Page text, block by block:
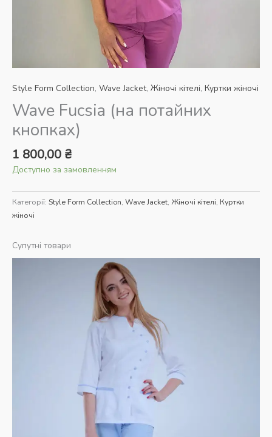
Style Form Collection, Wave Jacket, Жіночі кітелі, Куртки жіночі
Wave Fucsia (на потайних
кнопках)
1 800,00 ₴
Доступно за замовленням
Категорії: Style Form Collection, Wave Jacket, Жіночі кітелі, Куртки
жіночі
Супутні товари